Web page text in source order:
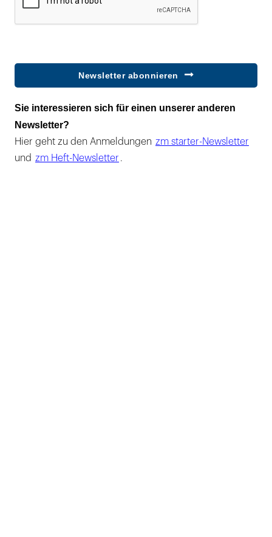
Newsletter abonnieren
Sie interessieren sich für einen unserer anderen
Newsletter?
Hier geht zu den Anmeldungen zm starter-Newsletter
und zm Heft-Newsletter .